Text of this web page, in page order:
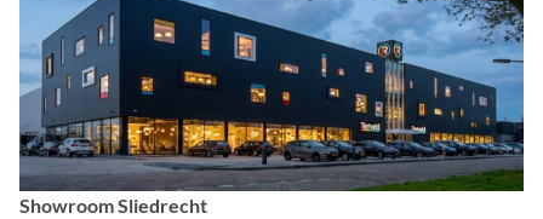
Showroom Sliedrecht